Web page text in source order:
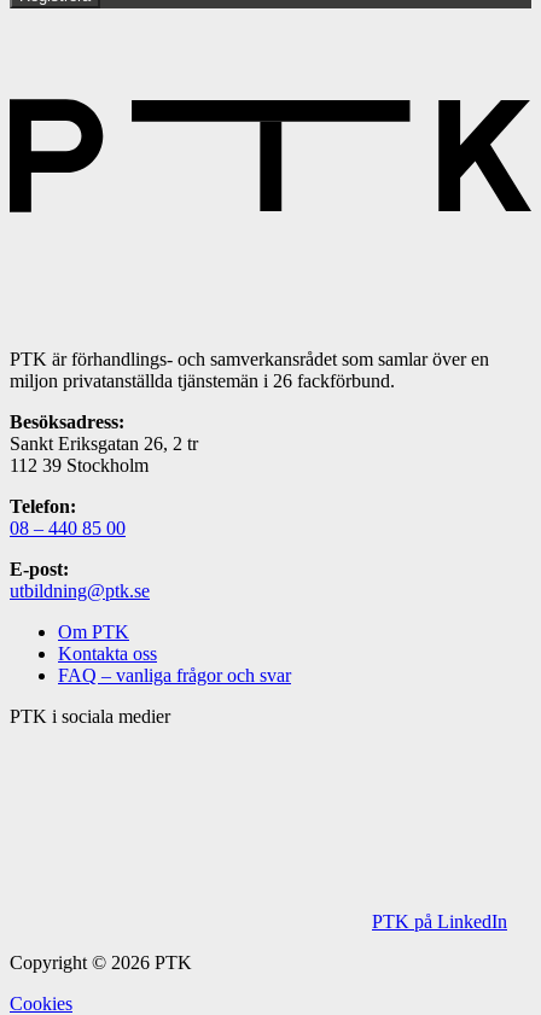
PTK är förhandlings- och samverkansrådet som samlar över en
miljon privatanställda tjänstemän i 26 fackförbund.
Besöksadress:
Sankt Eriksgatan 26, 2 tr
112 39 Stockholm
Telefon:
08 – 440 85 00
E-post:
utbildning@ptk.se
Om PTK
Kontakta oss
FAQ – vanliga frågor och svar
PTK i sociala medier
PTK på LinkedIn
Copyright © 2026 PTK
Cookies